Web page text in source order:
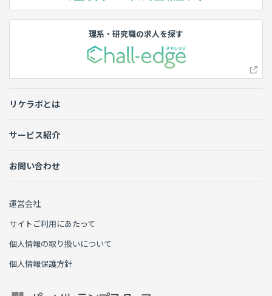
理系・研究職の求人を探す
リケラボとは
サービス紹介
お問い合わせ
運営会社
サイトご利用にあたって
個人情報の取り扱いについて
個人情報保護方針